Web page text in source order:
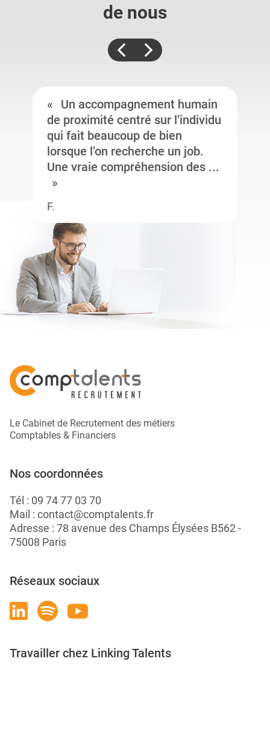
de nous
Un accompagnement humain
de proximité centré sur l’individu
qui fait beaucoup de bien
lorsque l’on recherche un job.
Une vraie compréhension des ...
F.
Le Cabinet de Recrutement des métiers
Comptables & Financiers
Nos coordonnées
Tél : 09 74 77 03 70
Mail : contact@comptalents.fr
Adresse : 78 avenue des Champs Élysées B562 -
75008 Paris
Réseaux sociaux
Travailler chez Linking Talents